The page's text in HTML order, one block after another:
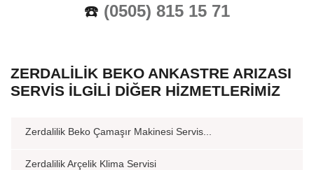
☎️ (0505) 815 15 71
ZERDALILIK BEKO ANKASTRE ARIZASI
SERVIS İLGILI DIĞER HIZMETLERIMIZ
Zerdalilik Beko Çamaşır Makinesi Servis...
Zerdalilik Arçelik Klima Servisi